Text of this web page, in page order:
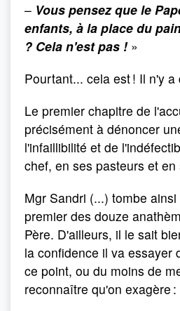
– Vous pensez que le
enfants, à la place du
? Cela n'est pas !»
Pourtant... cela est ! Il n'y a
Le premier chapitre de
précisément à dénoncer
l'infaillibilité et de
chef, en ses pasteurs et
Mgr Sandri (...) tombe
premier des douze
Père. D'ailleurs, il le sait
la confidence il va essayer
ce point, ou du moins de
reconnaître qu'on exagère :